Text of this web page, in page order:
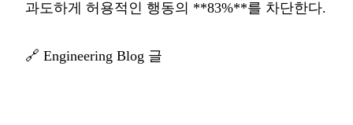
과도하게 허용적인 행동의 **83%**를 차단한다.
🔗 Engineering Blog 글